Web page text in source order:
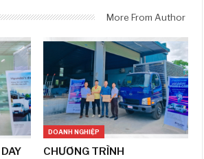
More From Author
DOANH NGHIỆP
CHƯƠNG TRÌNH